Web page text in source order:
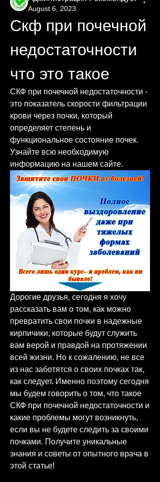
August 6, 2023
Скф при почечной
недостаточности
что это такое
СКФ при почечной недостаточности -
это показатель скорости фильтрации
крови через почки, который
определяет степень и
функциональное состояние почек.
Узнайте всю необходимую
информацию на нашем сайте.
Дорогие друзья, сегодня я хочу
рассказать вам о том, как можно
превратить свои почки в надежные
кирпичики, которые будут служить
вам верой и правдой на протяжении
всей жизни. Но к сожалению, не все
из нас заботятся о своих почках так,
как следует. Именно поэтому сегодня
мы будем говорить о том, что такое
СКФ при почечной недостаточности и
какие проблемы могут возникнуть,
если вы не будете следить за своими
почками. Получите уникальные
знания и советы от опытного врача в
этой статье!